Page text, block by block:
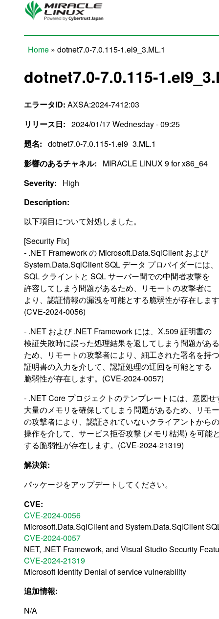
Skip to main content
Home » dotnet7.0-7.0.115-1.el9_3.ML.1
dotnet7.0-7.0.115-
エラータID: AXSA:2024-7412:03
リリース日: 2024/01/17 Wednesday - 09:25
題名: dotnet7.0-7.0.115-1.el9_3.ML.1
影響のあるチャネル:
MIRACLE LINUX 9 for x86_64
Severity:
High
Description:
以下項目について対処しました。
[Security Fix]
- .NET Framework の Microsoft.Data.SqlClient および
System.Data.SqlClient SQL データ プロバイダーには、
SQL クライントと SQL サーバー間での中間者攻撃を
許容してしまう問題があるため、リモートの攻撃者に
より、認証情報の漏洩を可能とする脆弱性が存在しま
(CVE-2024-0056)
- .NET および .NET Framework には、X.509 証明書の
検証失敗時に誤った処理結果を返してしまう問題がある
ため、リモートの攻撃者により、細工された署名を持つ
証明書の入力を介して、認証処理の迂回を可能とする
脆弱性が存在します。(CVE-2024-0057)
- .NET Core プロジェクトのテンプレートには、意図せ
大量のメモリを確保してしまう問題があるため、リモ
の攻撃者により、認証されていないクライアントからの
操作を介して、サービス拒否攻撃 (メモリ枯渇) を可能
する脆弱性が存在します。(CVE-2024-21319)
解決策:
パッケージをアップデートしてください。
CVE:
CVE-2024-0056
Microsoft.Data.SqlClient and System.Data.SqlClient
CVE-2024-0057
NET, .NET Framework, and Visual Studio Security
CVE-2024-21319
Microsoft Identity Denial of service vulnerability
追加情報:
N/A